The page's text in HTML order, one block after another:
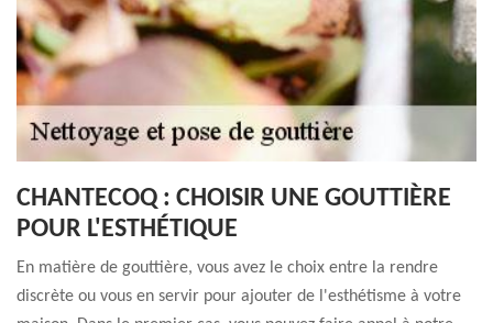
CHANTECOQ : CHOISIR UNE GOUTTIÈRE
POUR L'ESTHÉTIQUE
En matière de gouttière, vous avez le choix entre la rendre
discrète ou vous en servir pour ajouter de l'esthétisme à votre